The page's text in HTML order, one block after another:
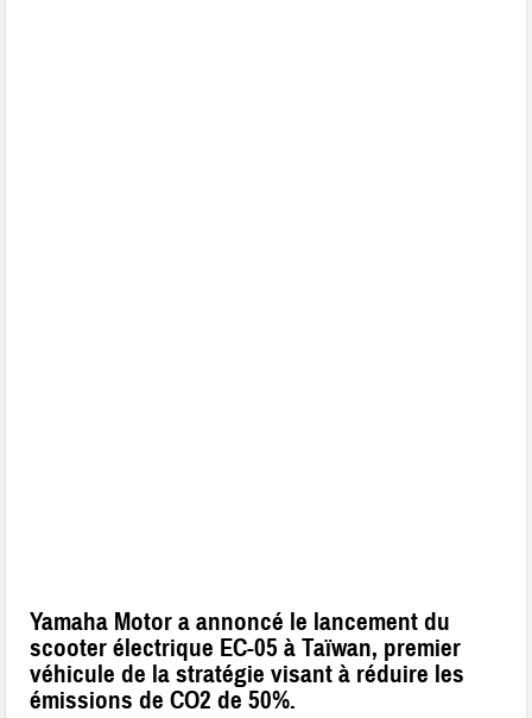
Yamaha Motor a annoncé le lancement du
scooter électrique EC-05 à Taïwan, premier
véhicule de la stratégie visant à réduire les
émissions de CO2 de 50%.